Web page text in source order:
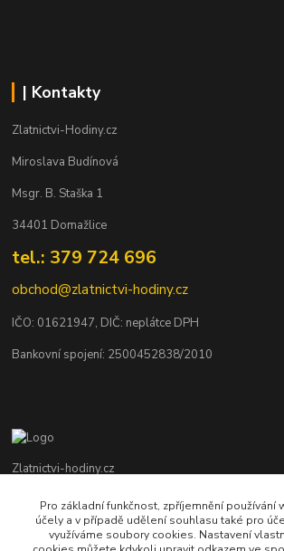
| Kontakty
Zlatnictvi-Hodiny.cz
Miroslava Budínová
Msgr. B. Staška 1
34401 Domažlice
tel.: 379 724 696
obchod@zlatnictvi-hodiny.cz
IČO: 01621947, DIČ: neplátce DPH
Bankovní spojení: 2500452838/2010
Zlatnictvi-hodiny.cz
+420 379 492 545
Po - Pá: 9,00 - 17,00 hod., So: 9,00 - 11,30 hod.
Pro základní funkčnost, zpříjemnění používání
účely a v případě udělení souhlasu také pro
využíváme soubory cookies. Nastavení